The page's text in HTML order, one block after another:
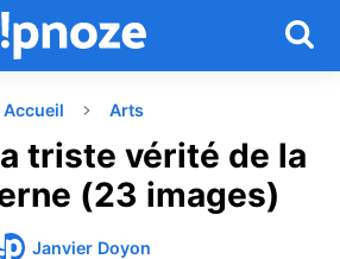
Accueil Arts
triste vérité de la
(23 images)
Janvier Doyon